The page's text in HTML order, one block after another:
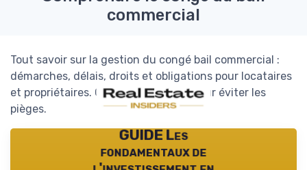
commercial
Tout savoir sur la gestion du congé bail commercial :
démarches, délais, droits et obligations pour locataires
et propriétaires. Conseils pratiques pour éviter les
pièges.
GUIDE Les
fondamentaux de